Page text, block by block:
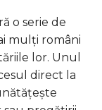
o serie de
mulți români
lor. Unul
direct la